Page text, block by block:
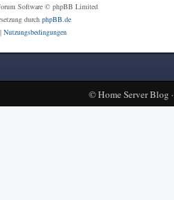
Software © phpBB Limited
durch phpBB.de
Nutzungsbedingungen
©Home Server Blog